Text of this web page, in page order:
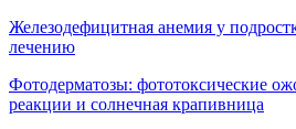
Железодефицитная анемия у
лечению
Фотодерматозы: фототоксические
реакции и солнечная крапивница